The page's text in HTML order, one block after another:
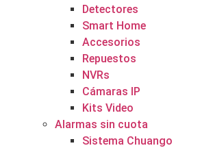
Detectores
Smart Home
Accesorios
Repuestos
NVRs
Cámaras IP
Kits Video
Alarmas sin cuota
Sistema Chuango